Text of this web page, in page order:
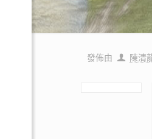
發佈由 陳清